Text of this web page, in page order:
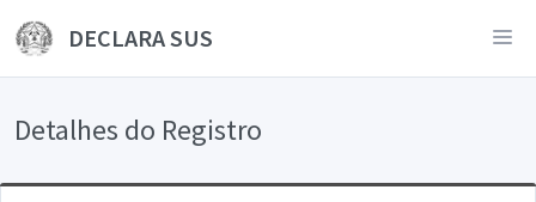
DECLARA SUS
Detalhes do Registro